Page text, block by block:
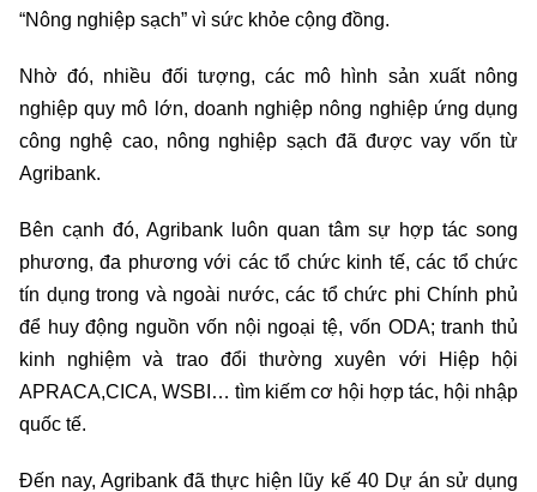
“Nông nghiệp sạch” vì sức khỏe cộng đồng.
Nhờ đó, nhiều đối tượng, các mô hình sản xuất nông
nghiệp quy mô lớn, doanh nghiệp nông nghiệp ứng dụng
công nghệ cao, nông nghiệp sạch đã được vay vốn từ
Agribank.
Bên cạnh đó, Agribank luôn quan tâm sự hợp tác song
phương, đa phương với các tổ chức kinh tế, các tổ chức
tín dụng trong và ngoài nước, các tổ chức phi Chính phủ
để huy động nguồn vốn nội ngoại tệ, vốn ODA; tranh thủ
kinh nghiệm và trao đổi thường xuyên với Hiệp hội
APRACA,CICA, WSBI… tìm kiếm cơ hội hợp tác, hội nhập
quốc tế.
Đến nay, Agribank đã thực hiện lũy kế 40 Dự án sử dụng